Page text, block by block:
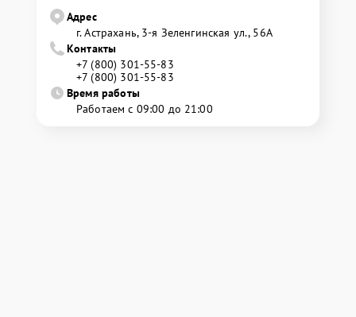
Адрес
г. Астрахань, 3-я Зеленгинская ул., 56А
Контакты
+7 (800) 301-55-83
+7 (800) 301-55-83
Время работы
Работаем с 09:00 до 21:00